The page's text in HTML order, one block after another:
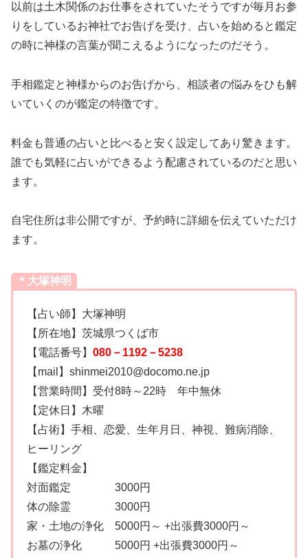
以前は土木関係のお仕事をされていたそうですが毎月お参
りをしているお神社でお告げを受け、占いを始めると鑑定
の時に神様の言葉が聞こえるようになったのだそう。
手相鑑定と神様からのお告げから、相談者の悩みをひも解
いていくのが鑑定の特徴です。
料金も普通の占いと比べると安く設定してあり驚きます。
誰でも気軽に占いができるよう配慮されているのだと思い
ます。
自宅住所は非公開ですが、予約時に詳細を伝えていただけ
ます。
＊大塚神明
【占い師】大塚神明
【所在地】茨城県つくば市
【電話番号】 080－1192－5238
【mail】shinmei2010@docomo.ne.jp
【営業時間】受付8時～22時 年中無休
【定休日】木曜
【占術】手相、恋愛、生年月日、神視、難病消除、
ヒーリング
【鑑定料金】
対面鑑定 3000円
体の除霊 3000円
家・土地の浄化 5000円～ +出張費3000円～
お墓の浄化 5000円 +出張費3000円～